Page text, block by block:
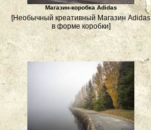
Магазин-коробка Adidas
[Необычный креативный Магазин Adidas
в форме коробки]